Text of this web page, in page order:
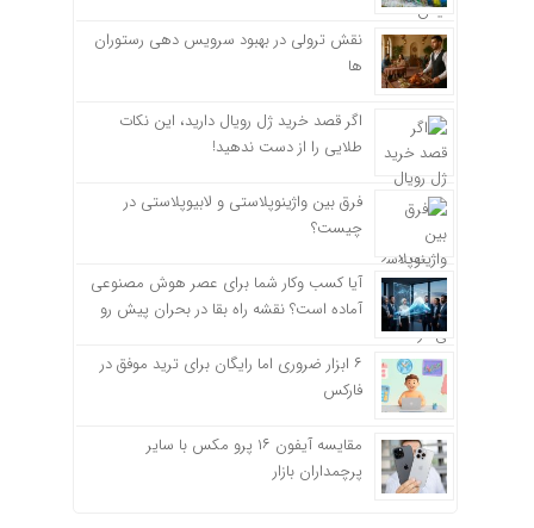
نقش ترولی در بهبود سرویس دهی رستوران
ها
اگر قصد خرید ژل رویال دارید، این نکات
طلایی را از دست ندهید!
فرق بین واژینوپلاستی و لابیوپلاستی در
چیست؟
آیا کسب وکار شما برای عصر هوش مصنوعی
آماده است؟ نقشه راه بقا در بحران پیش رو
۶ ابزار ضروری اما رایگان برای ترید موفق در
فارکس
مقایسه آیفون ۱۶ پرو مکس با سایر
پرچمداران بازار